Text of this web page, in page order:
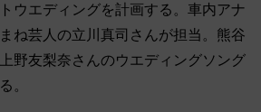
ウエディングを計画する。車内アナ
ね芸人の立川真司さんが担当。熊谷
野友梨奈さんのウエディングソング
。